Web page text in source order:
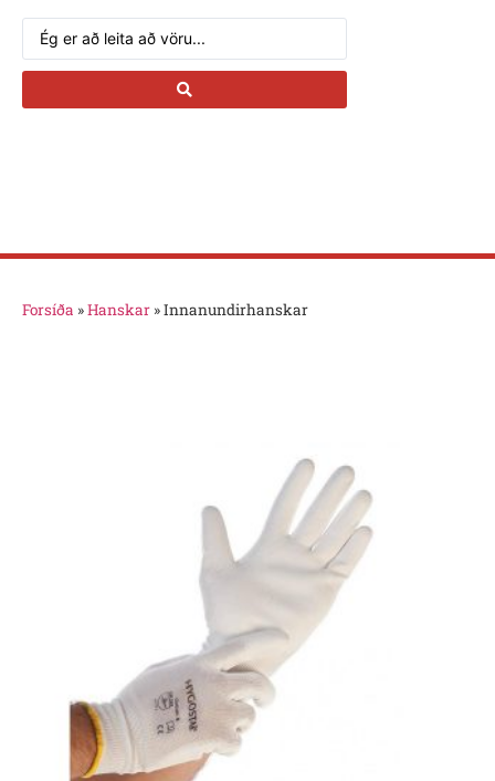
Forsíða »Hanskar »Innanundirhanskar